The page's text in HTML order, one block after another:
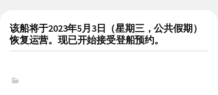
该船将于2023年5月3日（星期三，公共假期）
恢复运营。现已开始接受登船预约。